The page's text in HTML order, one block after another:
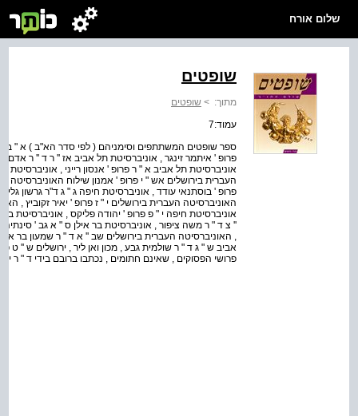
שלום אורח
שופטים
מתוך: > שופטים
עמוד:7
ספר שופטים המשתתפים וסימניהם ( לפי סדר הא"ב ) א " ב
פרופ ' איתמר זינגר , אוניברסיטת תל אביב אז '' ר ד '' ר אדם
אוניברסיטת תל אביב א " ר פרופ ' אנסון רייני ,
העברית בירושלים אש " י פרופ ' אמנון שילוח
פרופ ' בוסתנאי עודד , אוניברסיטת חיפה ג " ג ד"ר גרשון
האוניברסיטה העברית בירושלים י " ז פרופ ' יאיר זקוביץ ,
אוניברסיטת חיפה י " פ פרופ ' יהודה פליקס , אוניברסיטת
'' צ ד " ר משה ציפור , אוניברסיטת בר אילן ס " א גב '
, האוניברסיטה העברית בירושלים שב '' א ד " ר שמעון בר
אביב ש " ג ד " ר שולמית גבע , מכון ואן ליר , ירושלים ש '' ט
פרושי הפסוקים , שאינם חתומים , נכתבו ברובם בידי ד " ר